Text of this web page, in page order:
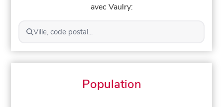
avec Vaulry:
Ville, code postal...
Population